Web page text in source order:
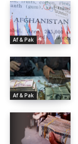
Af & Pak
Af & Pak